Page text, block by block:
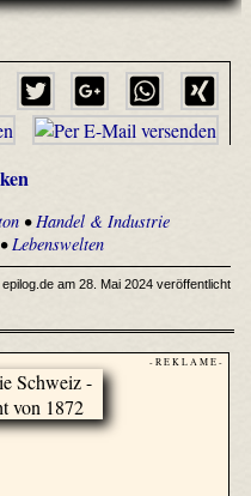
• Handel & Industrie
Lebenswelten
epilog.de am 28. Mai 2024 veröffentlicht
- R E K L A M E -